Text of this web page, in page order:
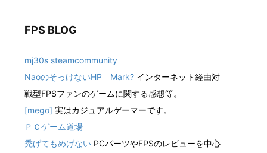
FPS BLOG
mj30s steamcommunity
NaoのそっけないHP Mark? インターネット経由対
戦型FPSファンのゲームに関する感想等。
[mego] 実はカジュアルゲーマーです。
ＰＣゲーム道場
禿げてもめげない PCパーツやFPSのレビューを中心